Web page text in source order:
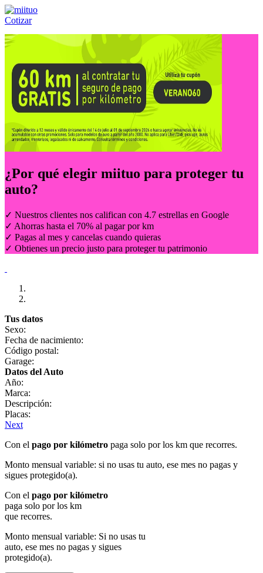
Cotizar
Llámanos al:(55) 84-21-05-00 ó
¿Por qué elegir miituo para proteger tu
auto?
✓ Nuestros clientes nos califican con 4.7 estrellas en Google
✓ Ahorras hasta el 70% al pagar por km
✓ Pagas al mes y cancelas cuando quieras
✓ Obtienes un precio justo para proteger tu patrimonio
Tus datos
Sexo:
Fecha de nacimiento:
Código postal:
Garage:
Datos del Auto
Año:
Marca:
Descripción:
Placas:
Next
Con el pago por kilómetro paga solo por los km que recorres.
Monto mensual variable: si no usas tu auto, ese mes no pagas y
sigues protegido(a).
Con el pago por kilómetro
paga solo por los km
que recorres.
Monto mensual variable: Si no usas tu
auto, ese mes no pagas y sigues
protegido(a).